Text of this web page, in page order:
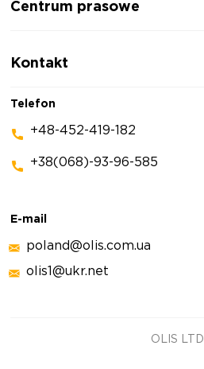
Opinie o firmie
Centrum prasowe
Artykuły
Kontakt
Telefon
+48-452-419-182
+38(068)-93-96-585
E-mail
poland@olis.com.ua
olis1@ukr.net
OLIS LTD